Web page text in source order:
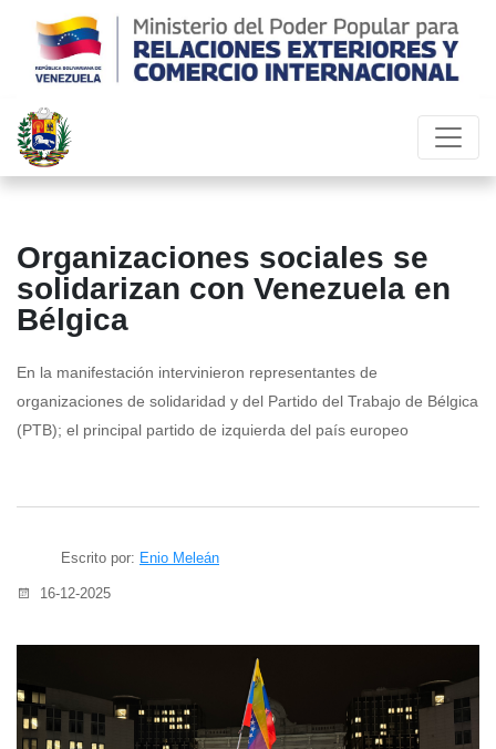
Organizaciones sociales se
solidarizan con Venezuela en
Bélgica
En la manifestación intervinieron representantes de
organizaciones de solidaridad y del Partido del Trabajo de Bélgica
(PTB); el principal partido de izquierda del país europeo
Escrito por: Enio Meleán
16-12-2025